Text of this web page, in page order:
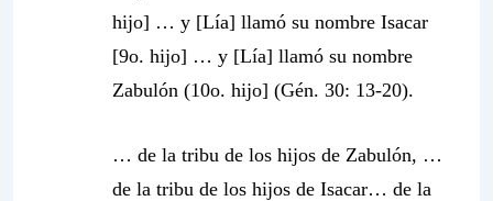
hijo] … y [Lía] llamó su nombre Isacar
[9o. hijo] … y [Lía] llamó su nombre
Zabulón (10o. hijo] (Gén. 30: 13-20).
… de la tribu de los hijos de Zabulón, …
de la tribu de los hijos de Isacar… de la